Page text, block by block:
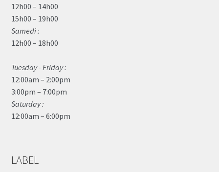
12h00 – 14h00
15h00 – 19h00
Samedi :
12h00 – 18h00
Tuesday - Friday :
12:00am – 2:00pm
3:00pm – 7:00pm
Saturday :
12:00am – 6:00pm
LABEL